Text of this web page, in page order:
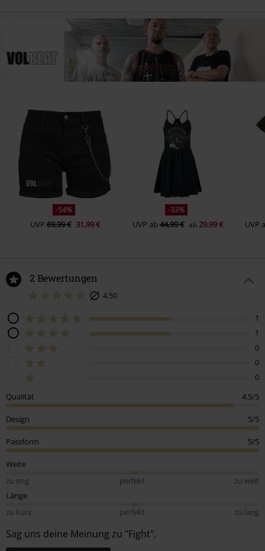
-54%
UVP 69,99 € 31,99 €
-33%
UVP ab 44,99 € ab 29,99 € UVP
2 Bewertungen
4.50
1
1
0
0
0
Qualität
4.5/5
Design 5/5
Passform 5/5
Weite
zu eng
perfekt
zu weit
Länge
zu kurz
perfekt zu lang
Sag uns deine Meinung zu "Fight".